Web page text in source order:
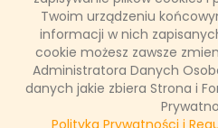
Twoim urządzeniu
informacji w nich
cookie możesz zawsze
Administratora Danych
danych jakie zbiera Strona i
Polityka Prywatności i
Łukasz Ropczyński
25 września 2017, 14:11
CZYTAJ